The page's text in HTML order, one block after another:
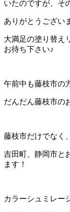
いたのですが、そ
ありがとうござい
大満足の塗り替え
お待ち下さい♪
午前中も藤枝市の
だんだん藤枝市の
藤枝市だけでなく
吉田町、静岡市と
ます！
カラーシュミレー